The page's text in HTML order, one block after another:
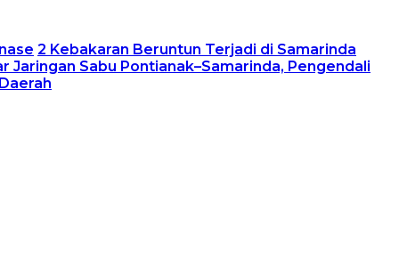
2 Kebakaran Beruntun Terjadi di Samarinda
Jaringan Sabu Pontianak–Samarinda, Pengendali